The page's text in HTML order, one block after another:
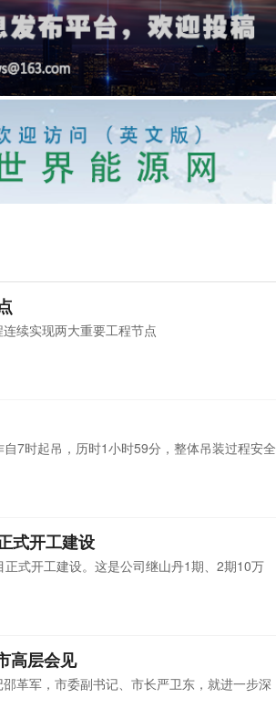
续实现两大重要工程节点
7时起吊，历时1小时59分，整体吊装过程安全
式开工建设
式开工建设。这是公司继山丹1期、2期10万
高层会见
革军，市委副书记、市长严卫东，就进一步深